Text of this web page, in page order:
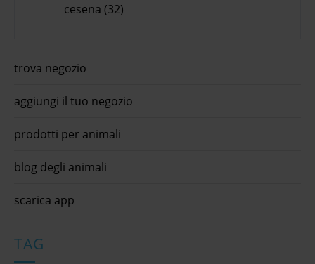
cesena (32)
trova negozio
aggiungi il tuo negozio
prodotti per animali
blog degli animali
scarica app
TAG